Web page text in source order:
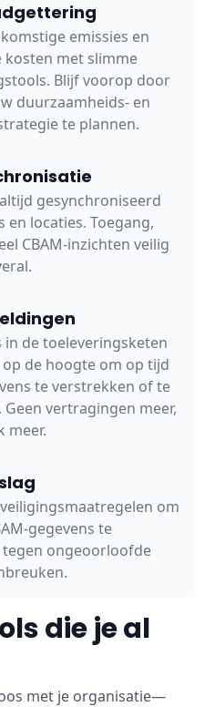
emissies en
kosten met slimme
Blijf voorop door
duurzaamheids- en
te plannen.
gesynchroniseerd
en locaties. Toegang,
CBAM-inzichten veilig
in de toeleveringsketen
de hoogte om op tijd
te verstrekken of te
vertragingen meer,
meer.
om
gegevens te
ongeoorloofde
die je al
met je organisatie—